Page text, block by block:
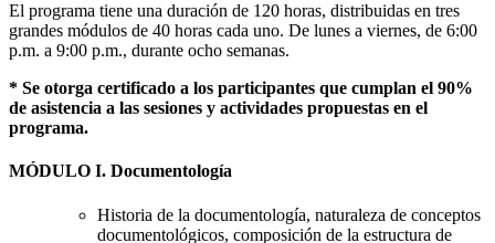
El programa tiene una duración de 120 horas, distribuidas en tres
grandes módulos de 40 horas cada uno. De lunes a viernes, de 6:00
p.m. a 9:00 p.m., durante ocho semanas.
* Se otorga certificado a los participantes que cumplan el 90%
de asistencia a las sesiones y actividades propuestas en el
programa.
MÓDULO I. Documentología
Historia de la documentología, naturaleza de conceptos
documentológicos, composición de la estructura de